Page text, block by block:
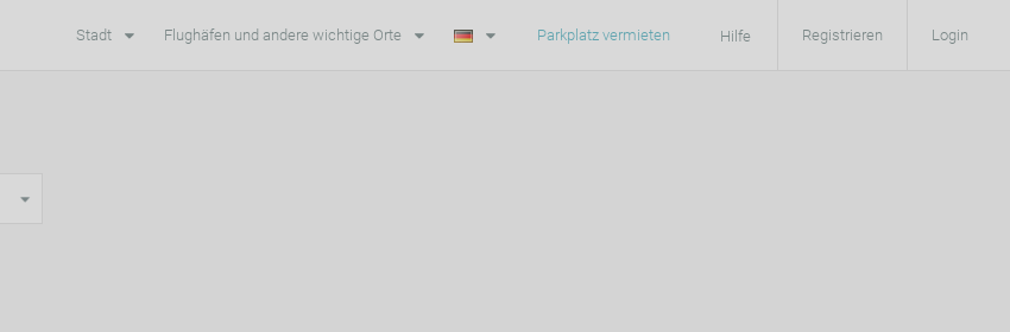
Parkplatz vermieten Hilfe Registrieren Login
Stadt Flughäfen und andere wichtige Orte